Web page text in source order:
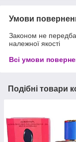
Умови
Законом не
належної якості
Всі умови
Подібні товари